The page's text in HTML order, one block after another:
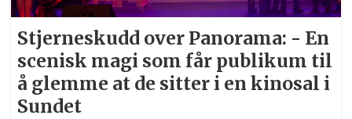
Stjerneskudd over Panorama: - En
scenisk magi som får publikum til
å glemme at de sitter i en kinosal i
Sundet